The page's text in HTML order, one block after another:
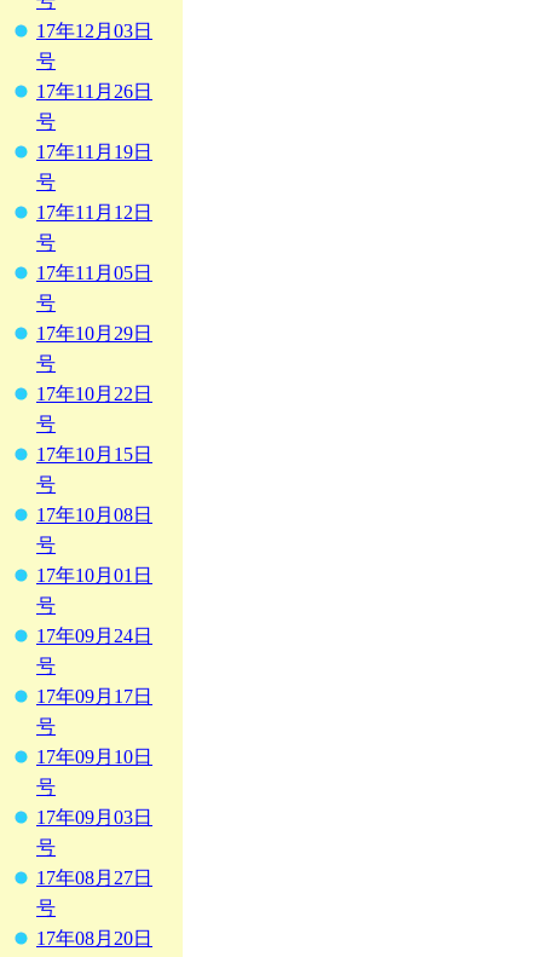
17年12月03日
号
17年11月26日
号
17年11月19日
号
17年11月12日
号
17年11月05日
号
17年10月29日
号
17年10月22日
号
17年10月15日
号
17年10月08日
号
17年10月01日
号
17年09月24日
号
17年09月17日
号
17年09月10日
号
17年09月03日
号
17年08月27日
号
17年08月20日